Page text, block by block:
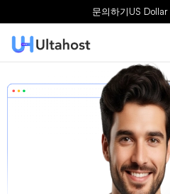
문의하기US Dollar